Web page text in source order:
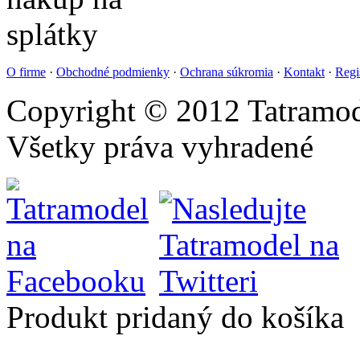
O firme · Obchodné podmienky · Ochrana súkromia · Kontakt ·
Copyright © 2012
Všetky práva vyhradené
Produkt pridaný do košíka